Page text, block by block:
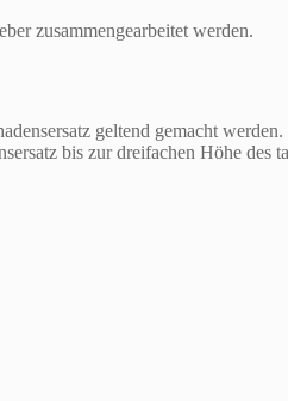
zusammengearbeitet werden.
geltend gemacht
bis zur dreifachen Höhe des